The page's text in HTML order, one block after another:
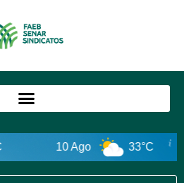
10 Ago 33°C